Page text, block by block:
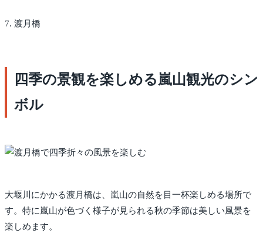
7. 渡月橋
四季の景観を楽しめる嵐山観光のシン
ボル
大堰川にかかる渡月橋は、嵐山の自然を目一杯楽しめる場所で
す。特に嵐山が色づく様子が見られる秋の季節は美しい風景を
楽しめます。